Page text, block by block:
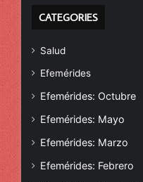
CATEGORIES
Salud
Efemérides
Efemérides: Octubre
Efemérides: Mayo
Efemérides: Marzo
Efemérides: Febrero